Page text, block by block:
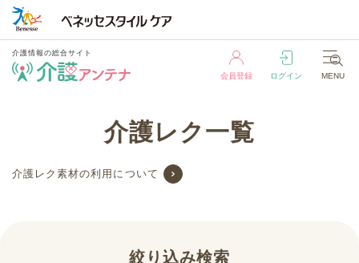
介護情報の総合サイト
会員登録 ログイン MENU
会員登録
介護レク一覧
介護レク素材の利用について
絞り込み検索